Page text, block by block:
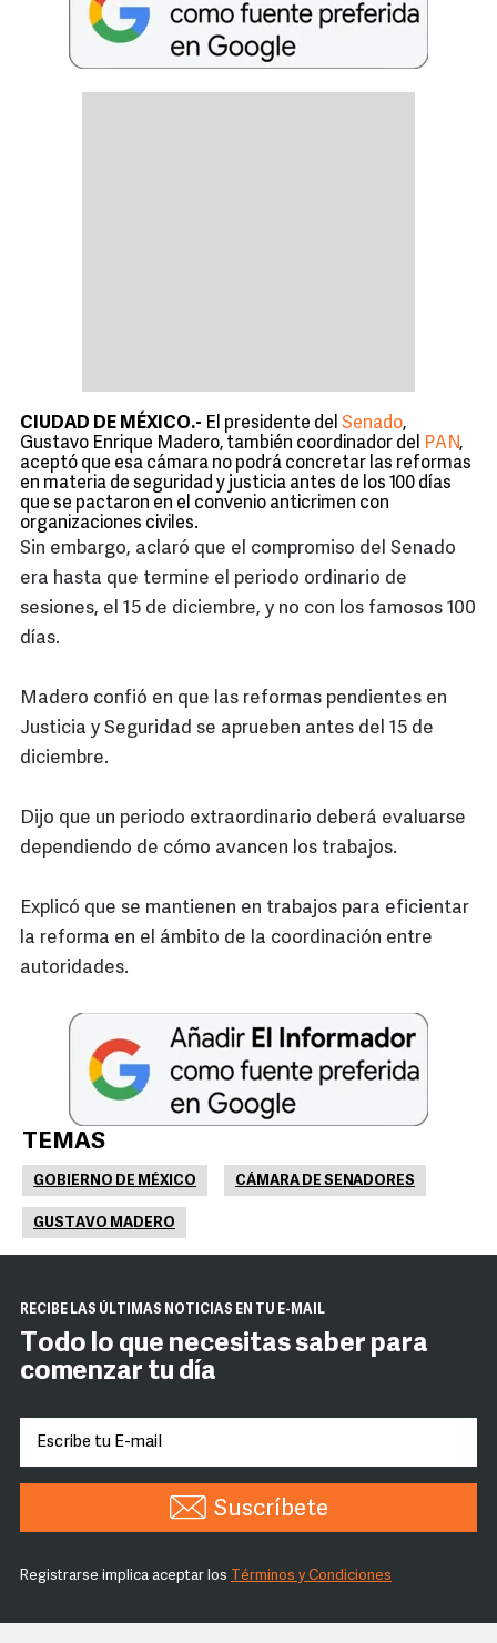
CIUDAD DE MÉXICO.- El presidente del Senado,
Gustavo Enrique Madero, también coordinador del
PAN,
aceptó que esa cámara no podrá concretar las reformas
en materia de seguridad y justicia antes de los 100 días
que se pactaron en el convenio anticrimen con
organizaciones civiles.
Sin embargo, aclaró que el compromiso del Senado
era hasta que termine el periodo ordinario de
sesiones, el 15 de diciembre, y no con los famosos 100
días.
Madero confió en que las reformas pendientes en
Justicia y Seguridad se aprueben antes del 15 de
diciembre.
Dijo que un periodo extraordinario deberá evaluarse
dependiendo de cómo avancen los trabajos.
Explicó que se mantienen en trabajos para eficientar
la reforma en el ámbito de la coordinación entre
autoridades.
TEMAS
GOBIERNO DE MÉXICO CÁMARA DE SENADORES
GUSTAVO MADERO
RECIBE LAS ÚLTIMAS NOTICIAS EN TU E-MAIL
Todo lo que necesitas saber para
comenzar tu día
Suscríbete
Registrarse implica aceptar los Términos y Condiciones